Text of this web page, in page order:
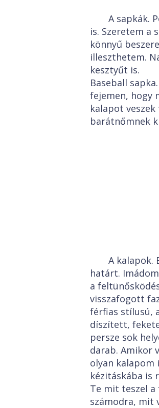
A sapkák.
is. Szeretem a
könnyű
illeszthetem.
kesztyűt is.
Baseball
fejemen, hogy
kalapot veszek
barátnőmnek
A kalapok.
határt.
a
visszafogott
férfias stílusú,
díszített,
persze sok
darab. Amikor
olyan kalapom
kézitáskába is
Te mit teszel a
számodra, mit